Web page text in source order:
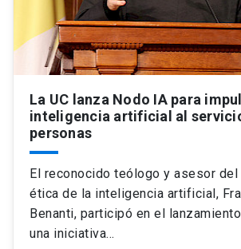
La UC lanza Nodo IA para
inteligencia artificial al
personas
El reconocido teólogo y asesor del
ética de la inteligencia artificial,
Benanti, participó en el
una iniciativa…